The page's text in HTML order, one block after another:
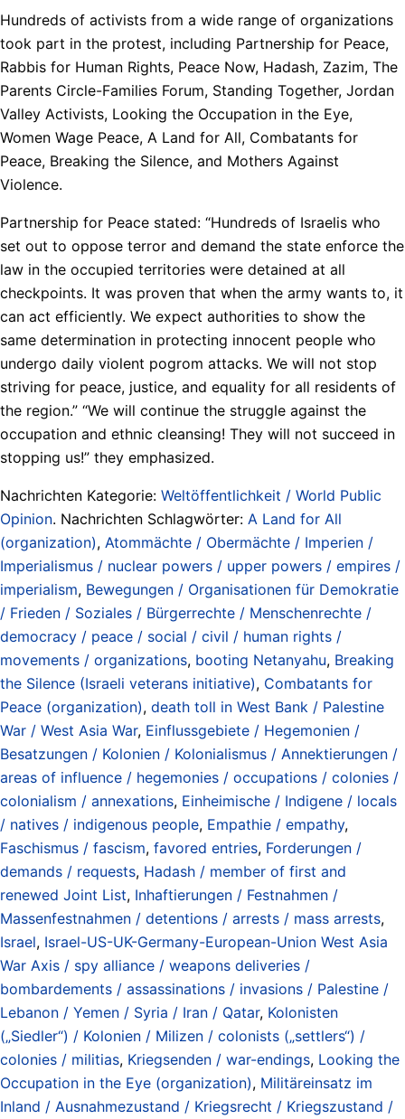
Hundreds of activists from a wide range of organizations
took part in the protest, including Partnership for Peace,
Rabbis for Human Rights, Peace Now, Hadash, Zazim, The
Parents Circle-Families Forum, Standing Together, Jordan
Valley Activists, Looking the Occupation in the Eye,
Women Wage Peace, A Land for All, Combatants for
Peace, Breaking the Silence, and Mothers Against
Violence.
Partnership for Peace stated: “Hundreds of Israelis who
set out to oppose terror and demand the state enforce the
law in the occupied territories were detained at all
checkpoints. It was proven that when the army wants to, it
can act efficiently. We expect authorities to show the
same determination in protecting innocent people who
undergo daily violent pogrom attacks. We will not stop
striving for peace, justice, and equality for all residents of
the region.” “We will continue the struggle against the
occupation and ethnic cleansing! They will not succeed in
stopping us!” they emphasized.
Nachrichten Kategorie: Weltöffentlichkeit / World Public
Opinion. Nachrichten Schlagwörter: A Land for All
(organization), Atommächte / Obermächte / Imperien /
Imperialismus / nuclear powers / upper powers / empires /
imperialism, Bewegungen / Organisationen für Demokratie
/ Frieden / Soziales / Bürgerrechte / Menschenrechte /
democracy / peace / social / civil / human rights /
movements / organizations, booting Netanyahu, Breaking
the Silence (Israeli veterans initiative), Combatants for
Peace (organization), death toll in West Bank / Palestine
War / West Asia War, Einflussgebiete / Hegemonien /
Besatzungen / Kolonien / Kolonialismus / Annektierungen /
areas of influence / hegemonies / occupations / colonies /
colonialism / annexations, Einheimische / Indigene / locals
/ natives / indigenous people, Empathie / empathy,
Faschismus / fascism, favored entries, Forderungen /
demands / requests, Hadash / member of first and
renewed Joint List, Inhaftierungen / Festnahmen /
Massenfestnahmen / detentions / arrests / mass arrests,
Israel, Israel-US-UK-Germany-European-Union West Asia
War Axis / spy alliance / weapons deliveries /
bombardements / assassinations / invasions / Palestine /
Lebanon / Yemen / Syria / Iran / Qatar, Kolonisten
(„Siedler“) / Kolonien / Milizen / colonists („settlers“) /
colonies / militias, Kriegsenden / war-endings, Looking the
Occupation in the Eye (organization), Militäreinsatz im
Inland / Ausnahmezustand / Kriegsrecht / Kriegszustand /